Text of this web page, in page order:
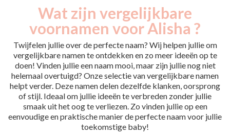
Wat zijn vergelijkbare
voornamen voor Alisha ?
Twijfelen jullie over de perfecte naam? Wij helpen jullie om
vergelijkbare namen te ontdekken en zo meer ideeën op te
doen! Vinden jullie een naam mooi, maar zijn jullie nog niet
helemaal overtuigd? Onze selectie van vergelijkbare namen
helpt verder. Deze namen delen dezelfde klanken, oorsprong
of stijl. Ideaal om jullie ideeën te verbreden zonder jullie
smaak uit het oog te verliezen. Zo vinden jullie op een
eenvoudige en praktische manier de perfecte naam voor jullie
toekomstige baby!